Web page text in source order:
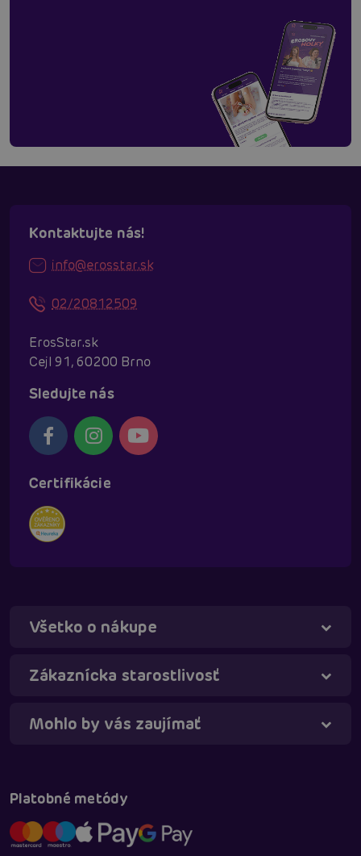
Kontaktujte nás!
info@erosstar.sk
02/20812509
ErosStar.sk
Cejl 91, 60200 Brno
Sledujte nás
Certifikácie
Všetko o nákupe
Zákaznícka starostlivosť
Mohlo by vás zaujímať
Platobné metódy
Táňa - virtuálna asistentka